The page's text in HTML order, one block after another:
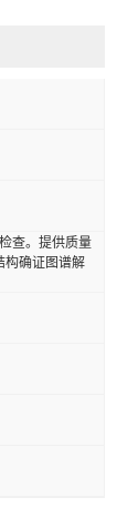
查。提供质量
构确证图谱解